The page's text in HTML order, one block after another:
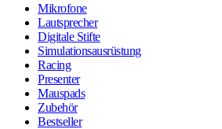
Mikrofone
Lautsprecher
Digitale Stifte
Simulationsausrüstung
Racing
Presenter
Mauspads
Zubehör
Bestseller